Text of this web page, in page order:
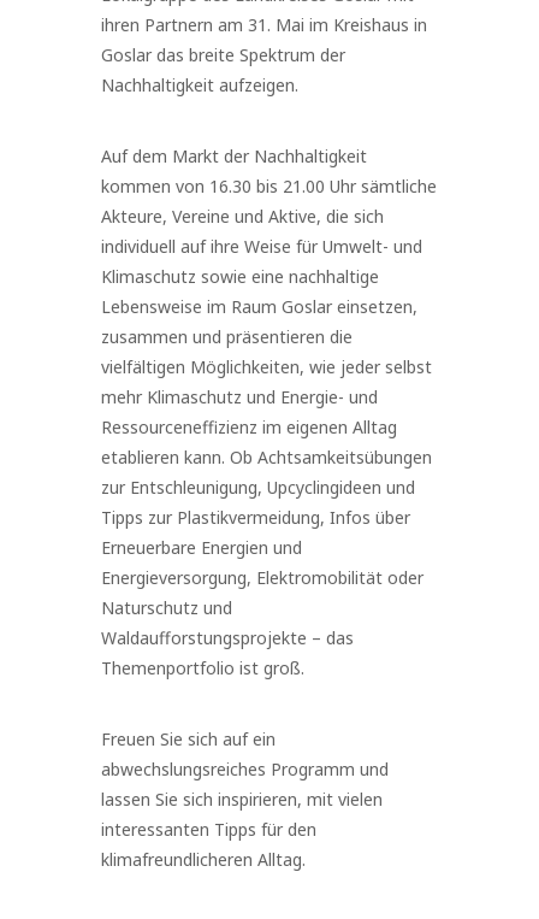
ihren Partnern am 31. Mai im Kreishaus in
Goslar das breite Spektrum der
Nachhaltigkeit aufzeigen.
Auf dem Markt der Nachhaltigkeit
kommen von 16.30 bis 21.00 Uhr sämtliche
Akteure, Vereine und Aktive, die sich
individuell auf ihre Weise für Umwelt- und
Klimaschutz sowie eine nachhaltige
Lebensweise im Raum Goslar einsetzen,
zusammen und präsentieren die
vielfältigen Möglichkeiten, wie jeder selbst
mehr Klimaschutz und Energie- und
Ressourceneffizienz im eigenen Alltag
etablieren kann. Ob Achtsamkeitsübungen
zur Entschleunigung, Upcyclingideen und
Tipps zur Plastikvermeidung, Infos über
Erneuerbare Energien und
Energieversorgung, Elektromobilität oder
Naturschutz und
Waldaufforstungsprojekte – das
Themenportfolio ist groß.
Freuen Sie sich auf ein
abwechslungsreiches Programm und
lassen Sie sich inspirieren, mit vielen
interessanten Tipps für den
klimafreundlicheren Alltag.